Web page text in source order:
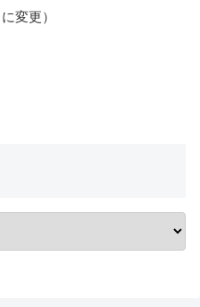
変更）